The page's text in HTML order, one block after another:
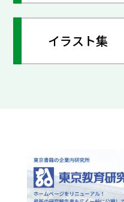
イラスト集